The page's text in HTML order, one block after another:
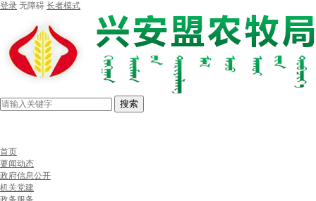
登录 无障碍 长者模式
搜索
首页
要闻动态
政府信息公开
机关党建